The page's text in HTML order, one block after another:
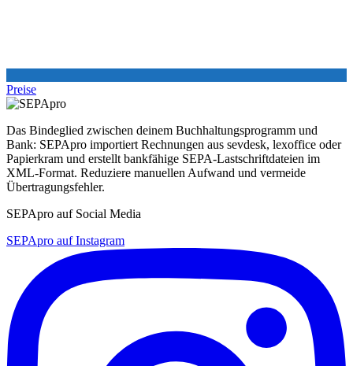
Preise
Das Bindeglied zwischen deinem Buchhaltungsprogramm und
Bank: SEPApro importiert Rechnungen aus sevdesk, lexoffice oder
Papierkram und erstellt bankfähige SEPA-Lastschriftdateien im
XML-Format. Reduziere manuellen Aufwand und vermeide
Übertragungsfehler.
SEPApro auf Social Media
SEPApro auf Instagram